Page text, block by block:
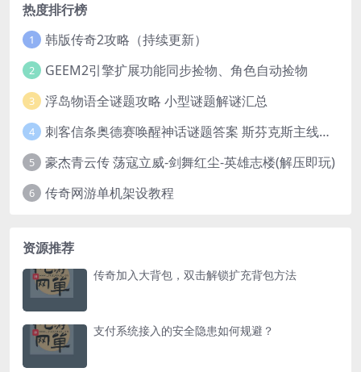
热度排行榜
1 韩版传奇2攻略（持续更新）
2 GEEM2引擎扩展功能同步捡物、角色自动捡物
3 浮岛物语全谜题攻略 小型谜题解谜汇总
4 刺客信条奥德赛唤醒神话谜题答案 斯芬克斯主线攻略
5 豪杰青云传 荡寇立威-剑舞红尘-英雄志楼(解压即玩)
6 传奇网游单机架设教程
资源推荐
传奇加入大背包，双击解锁扩充背包方法
支付系统接入的安全隐患如何规避？